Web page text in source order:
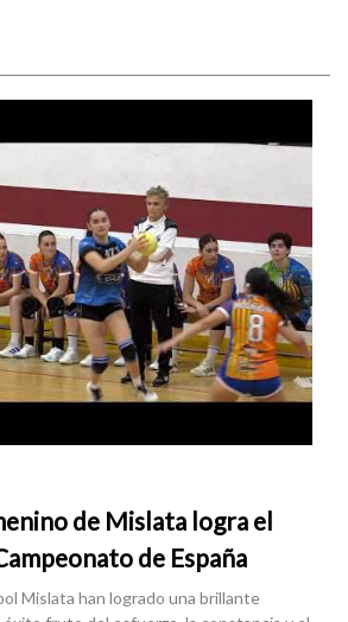
de Mislata logra el
de España
Mislata han logrado una brillante